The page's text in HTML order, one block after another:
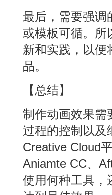
最后，需要强调
或模板可循。所
新和实践，以便
品。
【总结】
制作动画效果需
过程的控制以及
Creative Cloud
Aniamte CC、
使用何种工具，